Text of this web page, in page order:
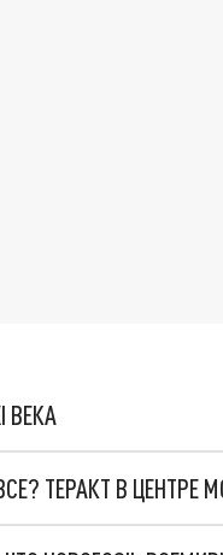
ВЕКА
ТЕРАКТ В ЦЕНТРЕ